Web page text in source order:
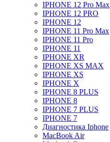
IPHONE 12 Pro Max
IPHONE 12 PRO
IPHONE 12
IPHONE 11 Pro Max
IPHONE 11 Pro
IPHONE 11
IPHONE XR
IPHONE XS MAX
IPHONE XS
IPHONE X
IPHONE 8 PLUS
IPHONE 8
IPHONE 7 PLUS
IPHONE 7
Диагностика Iphone
MacBook Air